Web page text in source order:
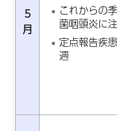
5
月
これからの
菌咽頭炎に
定点報告疾
週